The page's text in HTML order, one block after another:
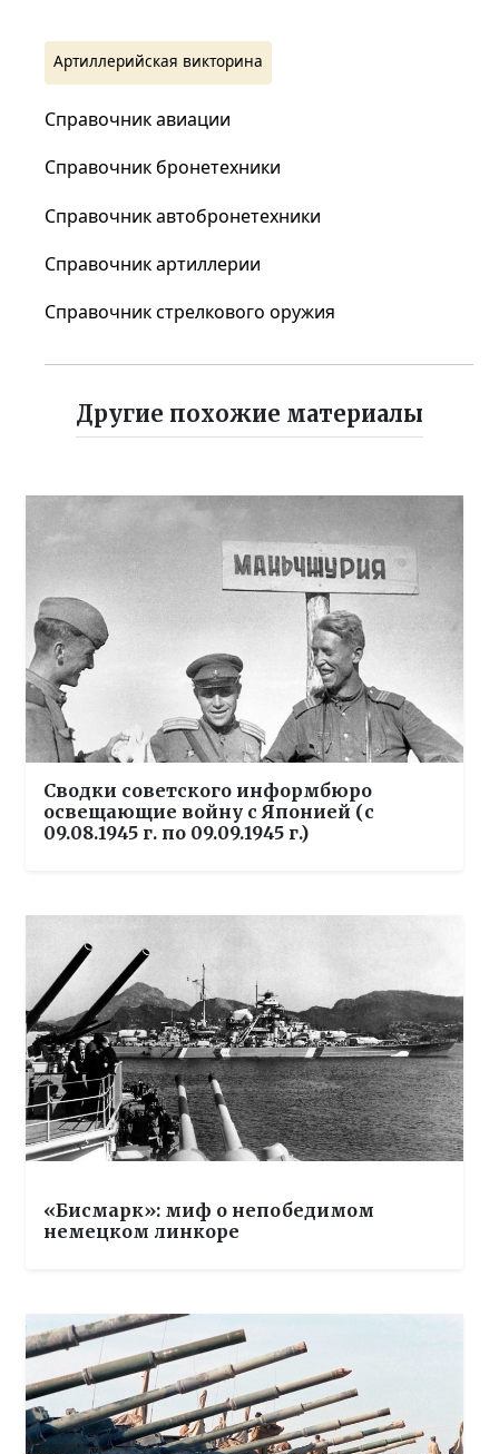
Артиллерийская викторина
Справочник авиации
Справочник бронетехники
Справочник автобронетехники
Справочник артиллерии
Справочник стрелкового оружия
Другие похожие материалы
Сводки советского информбюро
освещающие войну с Японией (с
09.08.1945 г. по 09.09.1945 г.)
«Бисмарк»: миф о непобедимом
немецком линкоре